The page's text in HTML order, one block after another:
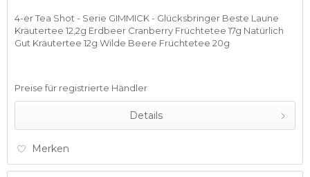
4-er Tea Shot - Serie GIMMICK - Glücksbringer Beste Laune
Kräutertee 12,2g Erdbeer Cranberry Früchtetee 17g Natürlich
Gut Kräutertee 12g Wilde Beere Früchtetee 20g
Preise für registrierte Händler
Details
Merken